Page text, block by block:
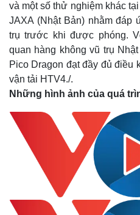
Thế giới
Quan sát
Cuộc sống đó đây
và một số thử nghiệm khác
JAXA (Nhật Bản) nhằm đáp
trụ trước khi được phóng.
quan hàng không vũ trụ
Pico Dragon đạt đầy đủ điều
vận tải HTV4./.
Những hình ảnh của quá